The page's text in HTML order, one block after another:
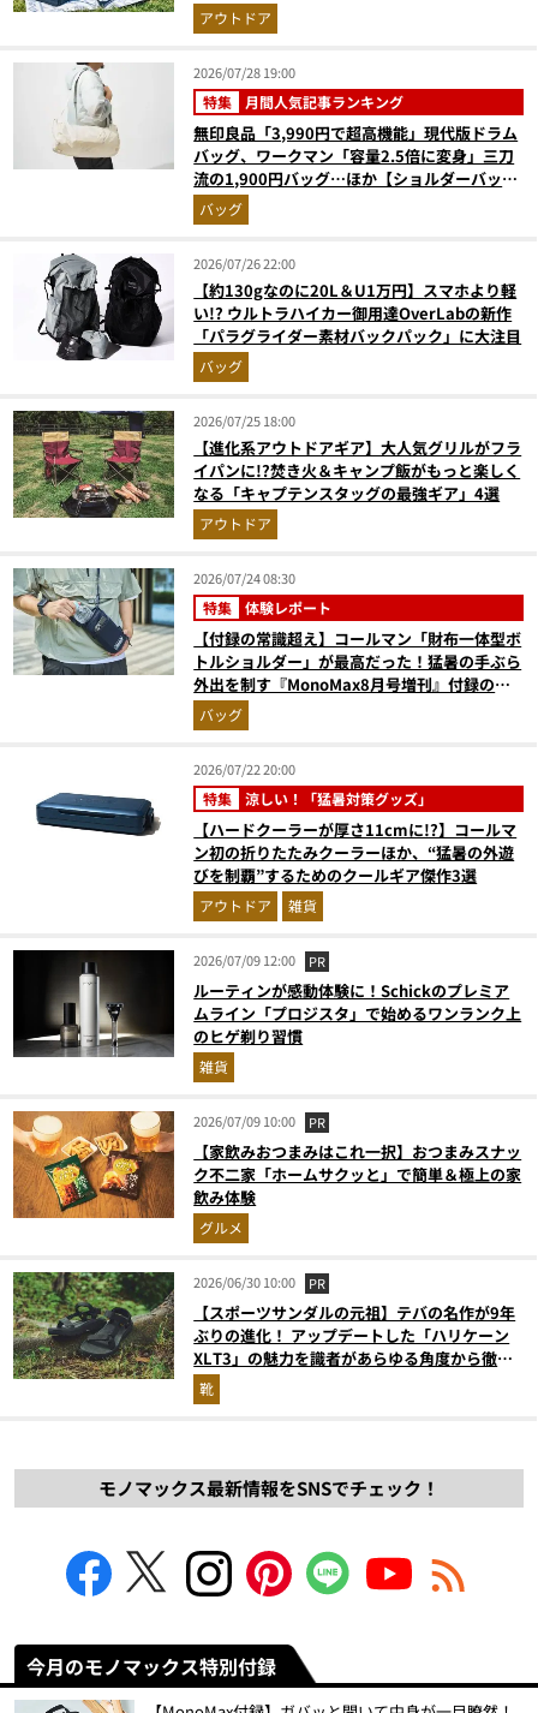
アウトドア
2026/07/28 19:00
特集 月間人気記事ランキング
無印良品「3,990円で超高機能」現代版ドラム
バッグ、ワークマン「容量2.5倍に変身」三刀
流の1,900円バッグ…ほか【ショルダーバッグ
の人気記事ランキングベスト3】（2026年6月
版）
バッグ
2026/07/26 22:00
【約130gなのに20L＆U1万円】スマホより軽
い!? ウルトラハイカー御用達OverLabの新作
「パラグライダー素材バックパック」に大注目
バッグ
2026/07/25 18:00
【進化系アウトドアギア】大人気グリルがフラ
イパンに!?焚き火＆キャンプ飯がもっと楽しく
なる「キャプテンスタッグの最強ギア」4選
アウトドア
2026/07/24 08:30
特集 体験レポート
【付録の常識超え】コールマン「財布一体型ボ
トルショルダー」が最高だった！猛暑の手ぶら
外出を制す『MonoMax8月号増刊』付録の実
力をスタイリストが徹底レポ
バッグ
2026/07/22 20:00
特集 涼しい！「猛暑対策グッズ」
【ハードクーラーが厚さ11cmに!?】コールマ
ン初の折りたたみクーラーほか、“猛暑の外遊
びを制覇”するためのクールギア傑作3選
アウトドア 雑貨
2026/07/09 12:00 PR
ルーティンが感動体験に！Schickのプレミア
ムライン「プロジスタ」で始めるワンランク上
のヒゲ剃り習慣
雑貨
2026/07/09 10:00 PR
【家飲みおつまみはこれ一択】おつまみスナッ
ク不二家「ホームサクッと」で簡単＆極上の家
飲み体験
グルメ
2026/06/30 10:00 PR
【スポーツサンダルの元祖】テバの名作が9年
ぶりの進化！ アップデートした「ハリケーン
XLT3」の魅力を識者があらゆる角度から徹底
解説！
靴
モノマックス最新情報をSNSでチェック！
今月のモノマックス特別付録